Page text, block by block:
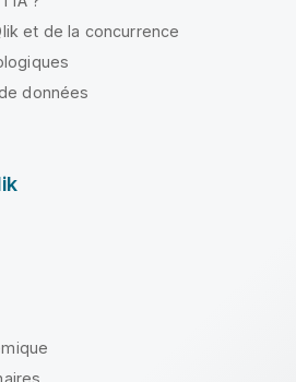
et de la concurrence
données